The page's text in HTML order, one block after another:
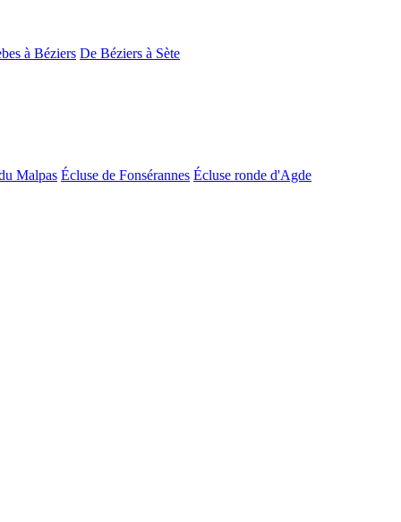
à Béziers De Béziers à Sète
Malpas Écluse de Fonsérannes Écluse ronde d'Agde